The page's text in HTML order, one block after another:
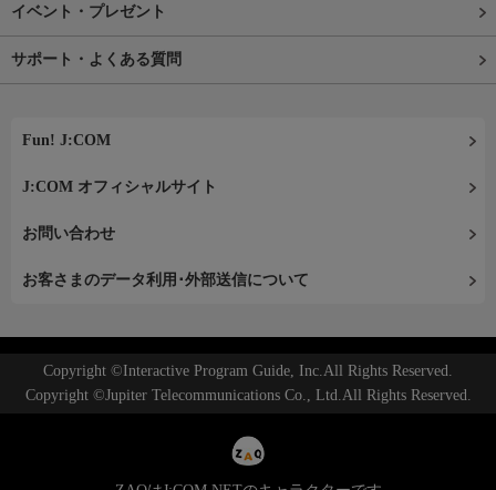
イベント・プレゼント
サポート・よくある質問
Fun! J:COM
J:COM オフィシャルサイト
お問い合わせ
お客さまのデータ利用･外部送信について
Copyright ©Interactive Program Guide, Inc.All Rights Reserved.
Copyright ©Jupiter Telecommunications Co., Ltd.All Rights Reserved.